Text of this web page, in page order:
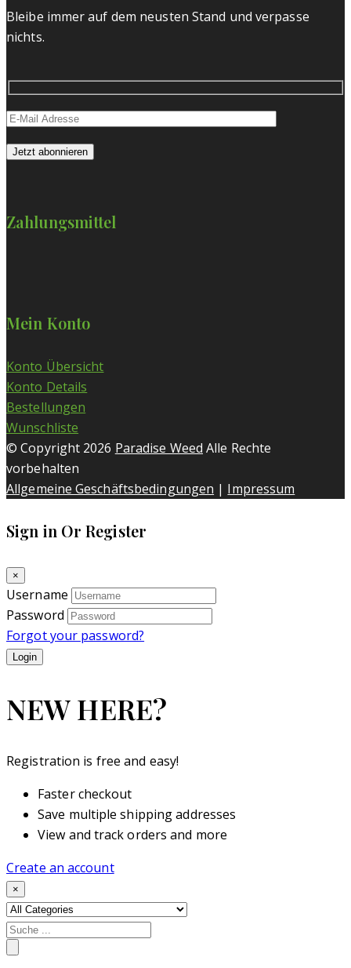
Bleibe immer auf dem neusten Stand und verpasse
nichts.
Zahlungsmittel
Mein Konto
Konto Übersicht
Konto Details
Bestellungen
Wunschliste
© Copyright 2026 Paradise Weed Alle Rechte
vorbehalten
Allgemeine Geschäftsbedingungen | Impressum
Sign in Or Register
×
Username
Password
Forgot your password?
NEW HERE?
Registration is free and easy!
Faster checkout
Save multiple shipping addresses
View and track orders and more
Create an account
×
Search